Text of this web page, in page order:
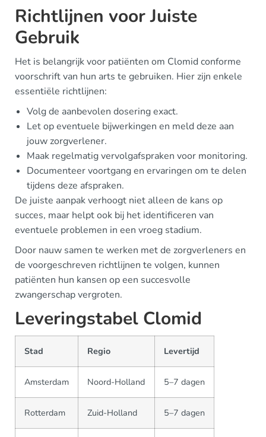
Richtlijnen voor Juiste
Gebruik
Het is belangrijk voor patiënten om Clomid conforme
voorschrift van hun arts te gebruiken. Hier zijn enkele
essentiële richtlijnen:
Volg de aanbevolen dosering exact.
Let op eventuele bijwerkingen en meld deze aan
jouw zorgverlener.
Maak regelmatig vervolgafspraken voor monitoring.
Documenteer voortgang en ervaringen om te delen
tijdens deze afspraken.
De juiste aanpak verhoogt niet alleen de kans op
succes, maar helpt ook bij het identificeren van
eventuele problemen in een vroeg stadium.
Door nauw samen te werken met de zorgverleners en
de voorgeschreven richtlijnen te volgen, kunnen
patiënten hun kansen op een succesvolle
zwangerschap vergroten.
Leveringstabel Clomid
Stad Regio Levertijd
Amsterdam Noord-Holland 5–7 dagen
Rotterdam Zuid-Holland 5–7 dagen